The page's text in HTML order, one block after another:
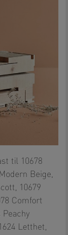
til 10678
Beige,
10679
Comfort
Peachy
Letthet,